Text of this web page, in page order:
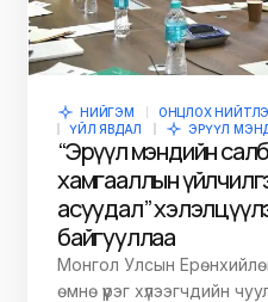
НИЙГЭМ ОНЦЛОХ
ҮЙЛ ЯВДАЛ
ЭРҮҮЛ
“Эрүүл мэндийн
хамгааллын
асуудал”
байгууллаа
Монгол Улсын
өмнө үүрэг хүлээгчдийн